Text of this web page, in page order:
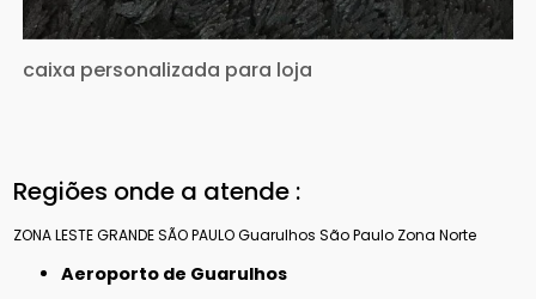
caixa personalizada para loja
Regiões onde a atende :
ZONA LESTEGRANDE SÃO PAULOGuarulhos São Paulo Zona Norte
Aeroporto de Guarulhos